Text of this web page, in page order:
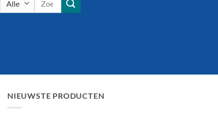
NIEUWSTE PRODUCTEN